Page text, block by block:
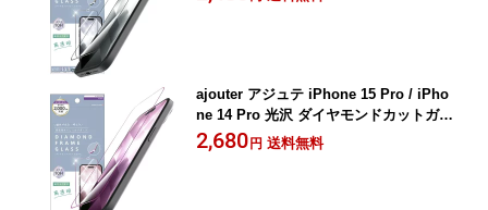
ajouter アジュテ iPhone 15 Pro / iPho
ne 14 Pro 光沢 ダイヤモンドカットガラ
ス - ピンク AJ-IP23M3-GMD-SLCCPK
2,680 円 送料無料